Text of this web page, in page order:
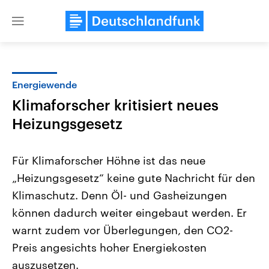
Close
Landtagswahl Sachsen-Anhalt
2026
Alle Informationen
September 2026 einen neuen
Bundesland von einer Koalition aus
USA
Aktuelle Beiträge,
Hintergründe
Wirtschaftlich und
gehören die Vereinigten
Energiewende
Klimaforscher kritisiert neues
Heizungsgesetz
Für Klimaforscher Höhne ist das neue
„Heizungsgesetz“ keine gute Nachricht für den
Klimaschutz. Denn Öl- und Gasheizungen
können dadurch weiter eingebaut werden. Er
warnt zudem vor Überlegungen, den CO2-
Preis angesichts hoher Energiekosten
auszusetzen.